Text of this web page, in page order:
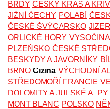
BRDY ČESKÝ KRAS A
JIŽNÍ ČECHY POLABÍ
ČESKÉ ŠVÝCARSKO
ORLICKÉ HORY VYSOČINA
PLZEŇSKO ČESKÉ
BESKYDY A JAVORNÍKY
BRNO Cizina VÝCHODNÍ
STŘEDOMOŘÍ
FRANCIE
DOLOMITY A JULSKÉ ALPY
MONT BLANC POLSKO